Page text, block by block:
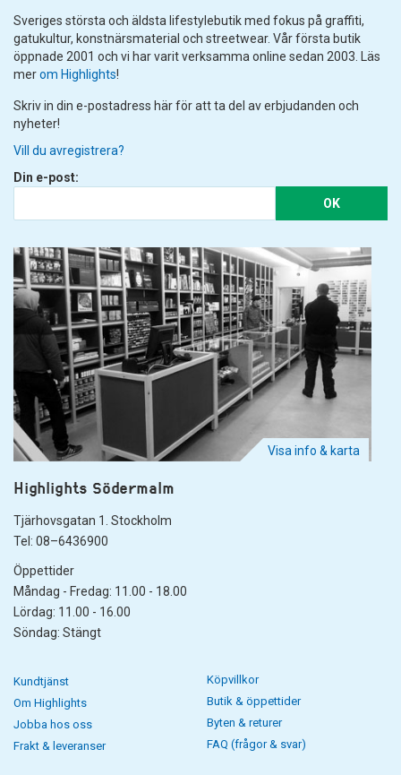
Sveriges största och äldsta lifestylebutik med fokus på graffiti,
gatukultur, konstnärsmaterial och streetwear. Vår första butik
öppnade 2001 och vi har varit verksamma online sedan 2003. Läs
merom Highlights!
Skriv in din e-postadress här för att ta del av erbjudanden och
nyheter!
Vill du avregistrera?
Din e-post:
OK
Visa info & karta
Highlights Södermalm
Tjärhovsgatan 1. Stockholm
Tel: 08–6436900
Öppettider
Måndag - Fredag: 11.00 - 18.00
Lördag: 11.00 - 16.00
Söndag: Stängt
Kundtjänst
Om Highlights
Jobba hos oss
Frakt & leveranser
Köpvillkor
Butik & öppettider
Byten & returer
FAQ (frågor & svar)